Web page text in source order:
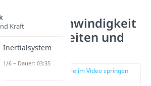
Schallgeschwindigkeit
— Flüssigkeiten und
Gase
zur Stelle im Video springen
Kraft
Inertialsystem
1/6 – Dauer: 03:35